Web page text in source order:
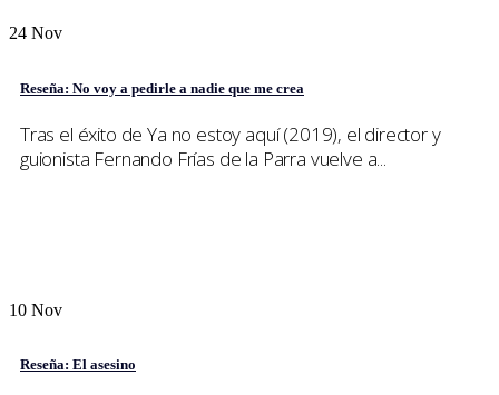
24 Nov
Reseña: No voy a pedirle a nadie que me crea
Tras el éxito de Ya no estoy aquí (2019), el director y
guionista Fernando Frías de la Parra vuelve a...
10 Nov
Reseña: El asesino